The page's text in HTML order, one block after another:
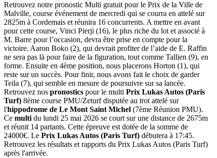
Retrouvez notre pronostic Multi gratuit pour le Prix de la Ville de
Malville, course événement de mercredi qui se courra en attelé sur
2825m à Cordemais et réunira 16 concurrents. A mettre en avant
pour cette course, Vinci Pierji (16), le plus riche du lot et associé à
M. Barre pour l’occasion, devra être prise en compte pour la
victoire. Aaron Boko (2), qui devrait profiter de l’aide de E. Raffin
ne sera pas là pour faire de la figuration, tout comme Tallien (9), en
forme. Ensuite en 4ème position, nous placerons Horton (1), qui
reste sur un succès. Pour finir, nous avons fait le choix de garder
Teila (7), qui semble en mesure de poursuivre sur sa lancée.
Retrouvez nos pronostics pour le multi Prix Lukas Autos (Paris
Turf) 8ème course PMU/Zeturf disputée au trot attelé sur
l'hippodrome de Le Mont Saint Michel (7ème Réunion PMU).
Ce multi du lundi 25 mai 2026 se court sur une distance de 2675m
et réunit 14 partants. Cette épreuve est dotée de la somme de
24000€. Le Prix Lukas Autos (Paris Turf) débutera à 17:45.
Retrouvez les résultats et rapports du Prix Lukas Autos (Paris Turf)
après l'arrivée.